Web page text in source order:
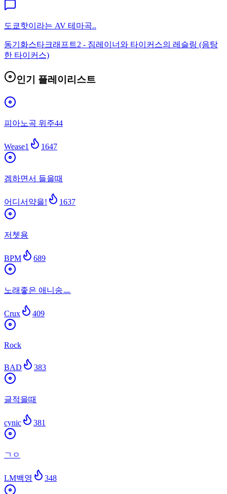
도쿄핫이라는 AV 테마곡..
동기화스타크래프트2 - 짐레이너와 타이커스의 레슬링 (음탕
한 타이커스)
인기 플레이리스트
피아노곡 위주44
Wease1 1647
겜하면서 들을때
어디서약을! 1637
저쳇용
BPM 689
노래좋은 애니송ㅡ
Crux 409
Rock
BAD 383
글적을때
cynic 381
ㄱㅇ
LM백영 348